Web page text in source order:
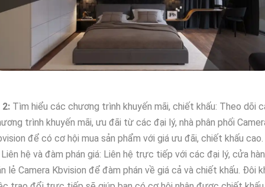
2: Tìm hiểu các chương trình khuyến mãi, chiết khấu: Theo dõi
trình khuyến mãi, ưu đãi từ các đại lý, nhà phân phối
để có cơ hội mua sản phẩm với giá ưu đãi, chiết khấu cao.
hệ và đàm phán giá: Liên hệ trực tiếp với các đại lý, cửa
lẻ Camera Kbvision để đàm phán về giá cả và chiết khấu. Đôi